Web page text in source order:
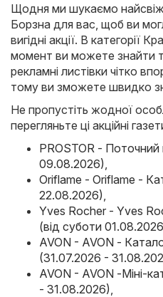
Щодня ми шукаємо
Борзна для вас, щоб ви
вигідні акції. В категорії
момент ви можете знайти
рекламні листівки чітко
тому ви зможете швидко
Не пропустіть жодної
перегляньте ці акційні
PROSTOR -
09.08.2026)
Oriflame - Oriflame -
22.08.2026)
Yves Rocher - Yves
(від суботи
AVON - AVON -
(31.07.2026 -
AVON - AVON -Міні-
- 31.08.2026)